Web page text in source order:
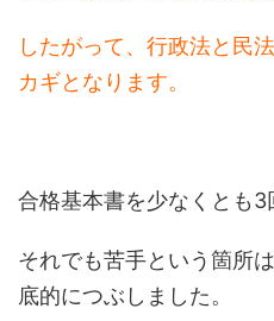
したがって、行政法と民
カギとなります。
合格基本書を少なくとも3
それでも苦手という箇所
底的につぶしました。